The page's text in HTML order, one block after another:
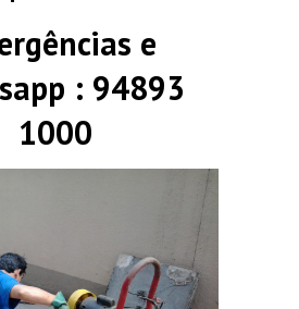
e
: 94893
1000